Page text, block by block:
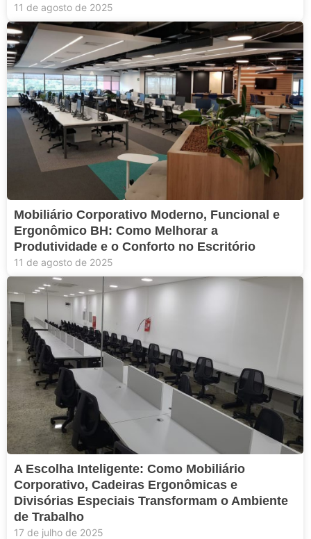
11 de agosto de 2025
Mobiliário Corporativo Moderno, Funcional e
Ergonômico BH: Como Melhorar a
Produtividade e o Conforto no Escritório
11 de agosto de 2025
A Escolha Inteligente: Como Mobiliário
Corporativo, Cadeiras Ergonômicas e
Divisórias Especiais Transformam o Ambiente
de Trabalho
17 de julho de 2025